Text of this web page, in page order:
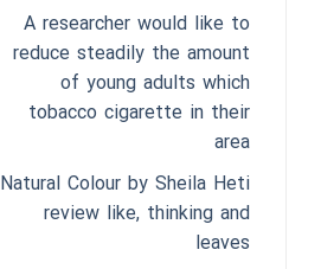
A researcher would like to
reduce steadily the amount
of young adults which
tobacco cigarette in their
area
Natural Colour by Sheila Heti
review like, thinking and
leaves